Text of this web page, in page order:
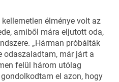
élménye volt az
amiből mára eljutott oda,
„Hárman próbálták
odaszaladtam, már járt a
felül három utólag
el azon, hogy